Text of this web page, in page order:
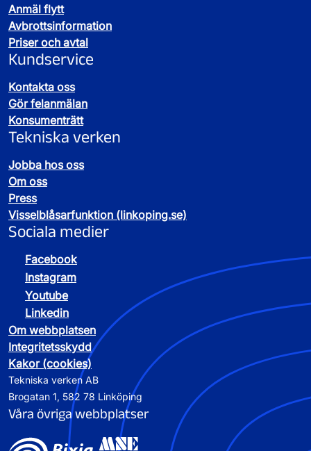
Anmäl flytt
Avbrottsinformation
Priser och avtal
Kundservice
Kontakta oss
Gör felanmälan
Konsumenträtt
Tekniska verken
Jobba hos oss
Om oss
Press
Visselblåsarfunktion (linkoping.se)
Sociala medier
Facebook
Instagram
Youtube
Linkedin
Om webbplatsen
Integritetsskydd
Kakor (cookies)
Tekniska verken AB
Brogatan 1, 582 78 Linköping
Våra övriga webbplatser